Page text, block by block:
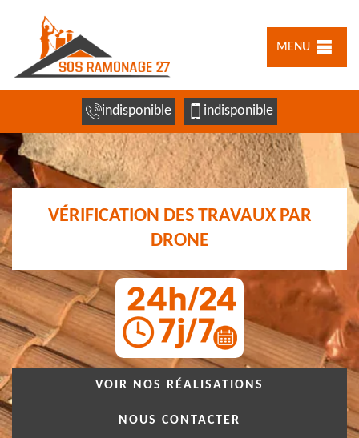
MENU
indisponible indisponible
VÉRIFICATION DES TRAVAUX PAR
DRONE
VOIR NOS RÉALISATIONS
NOUS CONTACTER